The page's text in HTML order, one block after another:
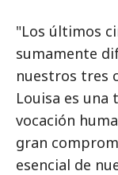
"Los últimos
sumamente
nuestros tres
Louisa es una
vocación
gran
esencial de